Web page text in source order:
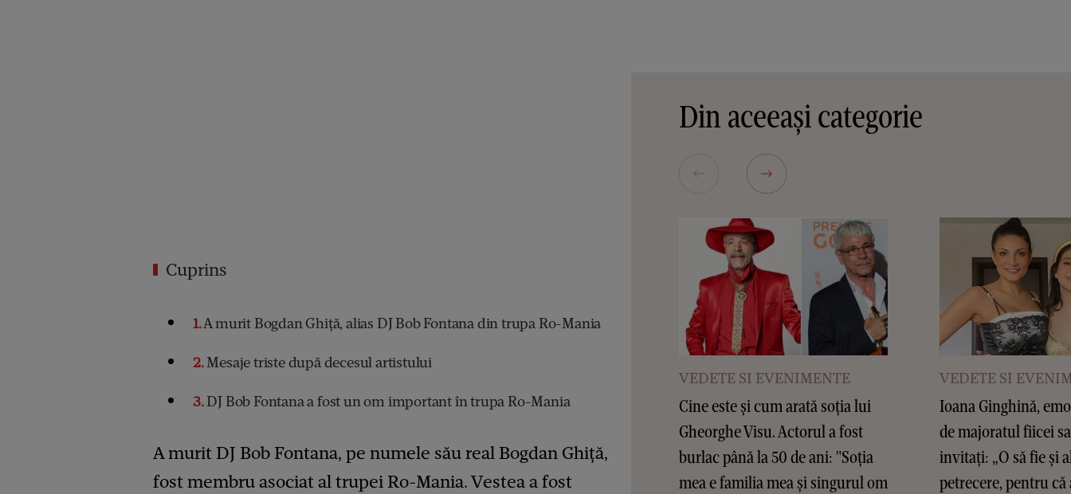
Cuprins
1A murit Bogdan Ghiță, alias DJ Bob Fontana din trupa Ro-Mania
2Mesaje triste după decesul artistului
3DJ Bob Fontana a fost un om important în trupa Ro-Mania
A murit DJ Bob Fontana, pe numele său real Bogdan Ghiță,
fost membru asociat al trupei Ro-Mania. Vestea a fost
Din aceeași categorie
VEDETE SI EVENIMENTE
Cine este și cum arată soția lui
Gheorghe Visu. Actorul a fost
burlac până la 50 de ani: "Soția
mea e familia mea și singurul om
VEDETE SI
Ioana Ginghină,
de majoratul fiicei
invitați: „O să fie și
petrecere, pentru că